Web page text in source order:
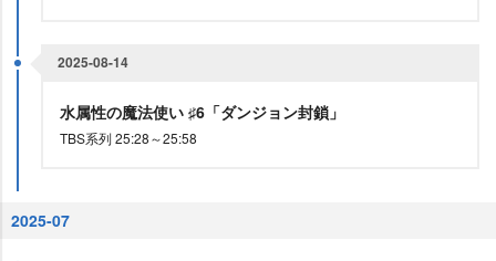
2025-08-14
水属性の魔法使い ♯6「ダンジョン封鎖」
TBS系列 25:28～25:58
2025-07